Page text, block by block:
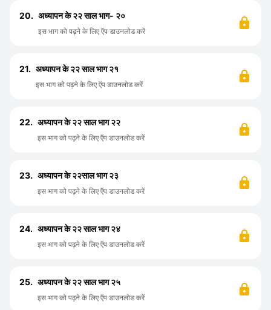
20. अध्यापन के २२ साल भाग- २०
इस भाग को पढ़ने के लिए ऍप डाउनलोड करें
21. अध्यापन के २२ साल भाग २१
इस भाग को पढ़ने के लिए ऍप डाउनलोड करें
22. अध्यापन के २२ साल भाग २२
इस भाग को पढ़ने के लिए ऍप डाउनलोड करें
23. अध्यापन के २२साल भाग २३
इस भाग को पढ़ने के लिए ऍप डाउनलोड करें
24. अध्यापन के २२ साल भाग २४
इस भाग को पढ़ने के लिए ऍप डाउनलोड करें
25. अध्यापन के २२ साल भाग २५
इस भाग को पढ़ने के लिए ऍप डाउनलोड करें